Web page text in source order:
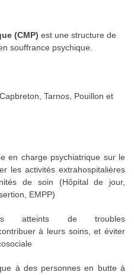
(CMP) est une structure de
souffrance psychique.
Tarnos, Pouillon et
en charge psychiatrique sur le
les activités extrahospitalières
de soin (Hôpital de jour,
EMPP)
atteints de troubles
à leurs soins, et éviter
à des personnes en butte à